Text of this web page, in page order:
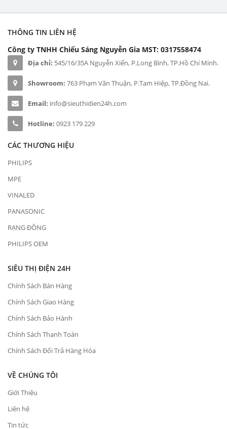
THÔNG TIN LIÊN HỆ
Công ty TNHH Chiếu Sáng Nguyễn Gia MST: 0317558474
Địa chỉ: 545/16/35A Nguyễn Xiển, P.Long Bình, TP.Hồ Chí Minh.
Showroom: 763 Phạm Văn Thuận, P.Tam Hiệp, TP.Đồng Nai.
Email: info@sieuthidien24h.com
Hotline: 0923 179 229
CÁC THƯƠNG HIỆU
PHILIPS
MPE
VINALED
PANASONIC
RẠNG ĐÔNG
PHILIPS OEM
SIÊU THỊ ĐIỆN 24H
Chính Sách Bán Hàng
Chính Sách Giao Hàng
Chính Sách Bảo Hành
Chính Sách Thanh Toán
Chính Sách Đổi Trả Hàng Hóa
VỀ CHÚNG TÔI
Giới Thiệu
Liên hệ
Tin tức